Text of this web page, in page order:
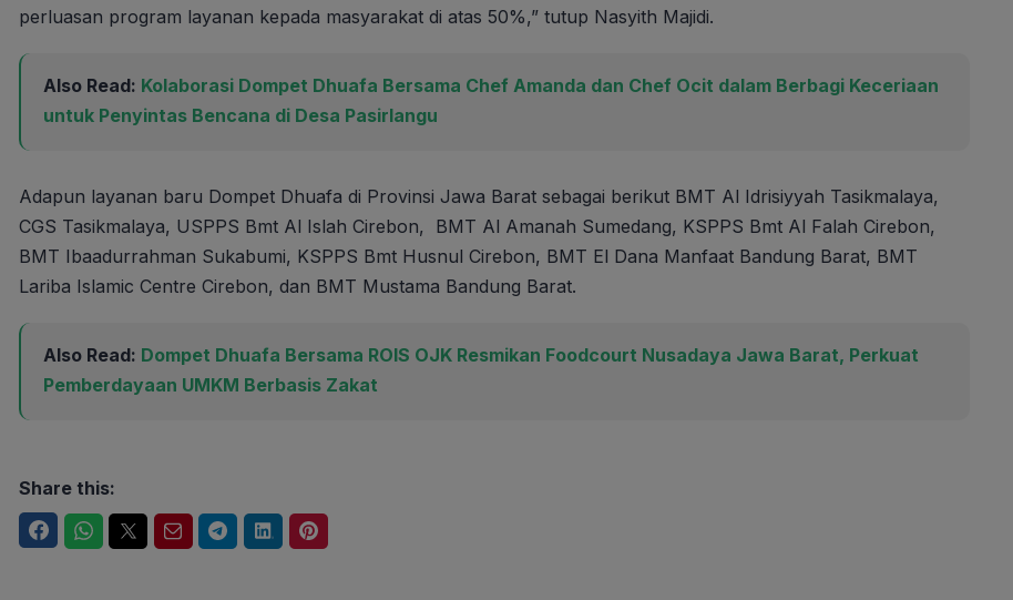
perluasan program layanan kepada masyarakat di atas 50%,” tutup Nasyith Majidi.
Also Read: Kolaborasi Dompet Dhuafa Bersama Chef Amanda dan Chef Ocit dalam Berbagi Keceriaan
untuk Penyintas Bencana di Desa Pasirlangu
Adapun layanan baru Dompet Dhuafa di Provinsi Jawa Barat sebagai berikut BMT Al Idrisiyyah Tasikmalaya,
CGS Tasikmalaya, USPPS Bmt Al Islah Cirebon, BMT Al Amanah Sumedang, KSPPS Bmt Al Falah Cirebon,
BMT Ibaadurrahman Sukabumi, KSPPS Bmt Husnul Cirebon, BMT El Dana Manfaat Bandung Barat, BMT
Lariba Islamic Centre Cirebon, dan BMT Mustama Bandung Barat.
Also Read: Dompet Dhuafa Bersama ROIS OJK Resmikan Foodcourt Nusadaya Jawa Barat, Perkuat
Pemberdayaan UMKM Berbasis Zakat
Share this: